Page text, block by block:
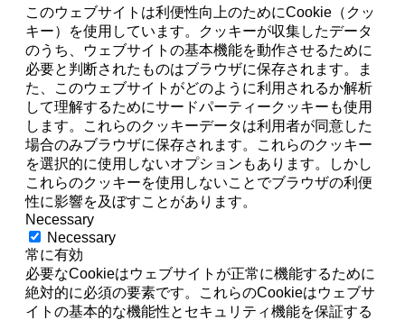
このウェブサイトは利便性向上のためにCookie（クッ
キー）を使用しています。クッキーが収集したデータ
のうち、ウェブサイトの基本機能を動作させるために
必要と判断されたものはブラウザに保存されます。ま
た、このウェブサイトがどのように利用されるか解析
して理解するためにサードパーティークッキーも使用
します。これらのクッキーデータは利用者が同意した
場合のみブラウザに保存されます。これらのクッキー
を選択的に使用しないオプションもあります。しかし
これらのクッキーを使用しないことでブラウザの利便
性に影響を及ぼすことがあります。
Necessary
Necessary
常に有効
必要なCookieはウェブサイトが正常に機能するために
絶対的に必須の要素です。これらのCookieはウェブサ
イトの基本的な機能性とセキュリティ機能を保証する